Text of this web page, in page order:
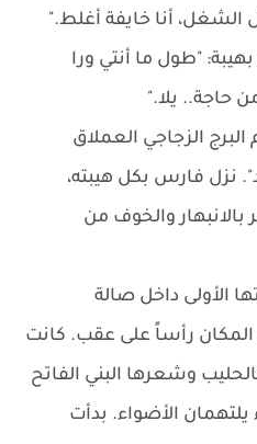
الشغل، أنا خايفة أغلط."
"طول ما أنتي ورا
حاجة.. يلا."
الزجاجي العملاق
نزل فارس بكل هيبته،
والخوف من
الأولى داخل صالة
المكان رأساً على عقب. كانت
وشعرها البني الفاتح
يلتهمان الأضواء. بدأت